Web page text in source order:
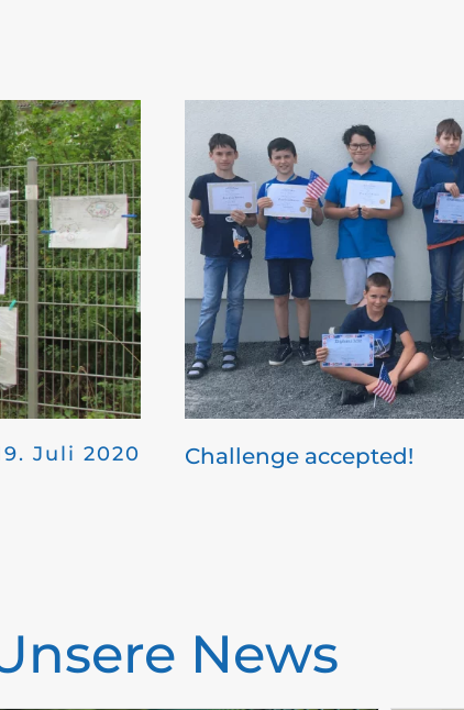
Juli 2020 Challenge accepted!
News